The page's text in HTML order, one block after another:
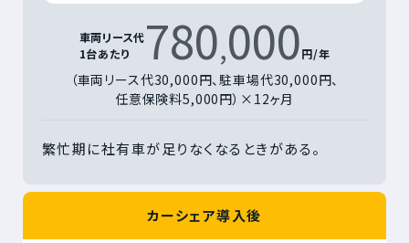
車両リース代
1台あたり
780,000円/年
（車両リース代30,000円、駐車場代30,000円、
任意保険料5,000円）×12ヶ月
繁忙期に社有車が足りなくなるときがある。
カーシェア導入後